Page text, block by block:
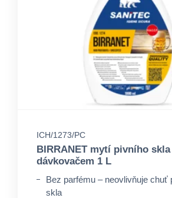
ICH/1273/PC
BIRRANET mytí pivního
dávkovačem 1 L
Bez parfému – neovlivňuje chuť
skla